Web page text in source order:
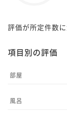
評価が所定件数
項目別の評価
部屋
風呂